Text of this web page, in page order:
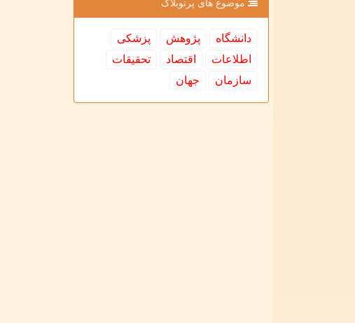
موضوع های پرتوبلاگ
دانشگاه پژوهش
پزشكی
اطلاعات
اقتصاد
تحقیقات
سازمان
جهان